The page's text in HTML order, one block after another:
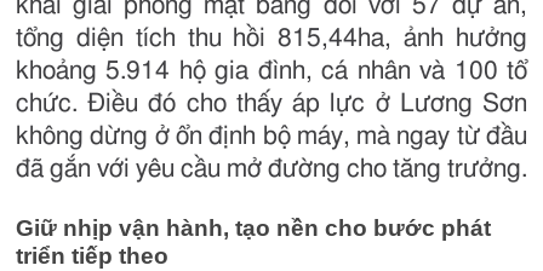
khai giải phóng mặt bằng đối với 57 dự án,
tổng diện tích thu hồi 815,44ha, ảnh hưởng
khoảng 5.914 hộ gia đình, cá nhân và 100 tổ
chức. Điều đó cho thấy áp lực ở Lương Sơn
không dừng ở ổn định bộ máy, mà ngay từ đầu
đã gắn với yêu cầu mở đường cho tăng trưởng.
Giữ nhịp vận hành, tạo nền cho bước phát
triển tiếp theo